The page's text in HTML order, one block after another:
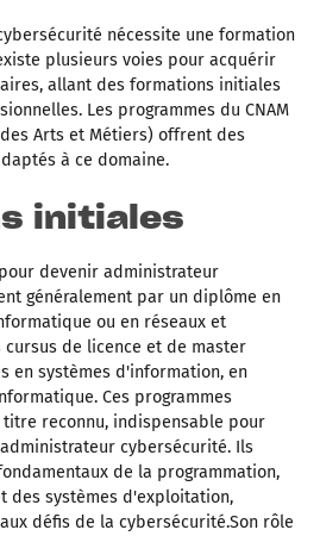
nécessite une formation
plusieurs voies pour acquérir
allant des formations initiales
Les programmes du CNAM
Arts et Métiers) offrent des
à ce domaine.
initiales
devenir administrateur
généralement par un diplôme en
ou en réseaux et
cursus de licence et de master
en systèmes d'information, en
Ces programmes
reconnu, indispensable pour
cybersécurité. Ils
de la programmation,
des systèmes d'exploitation,
défis de la cybersécurité.Son rôle